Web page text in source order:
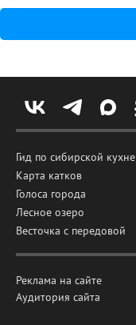
Гид по сибирской кухне
Карта катков
Голоса города
Лесное озеро
Весточка с передовой
Реклама на сайте
Аудитория сайта